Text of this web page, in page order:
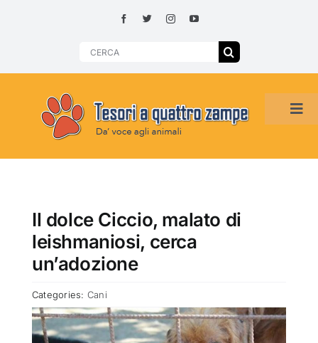
Search
HOME
SMARRITI O DA ADOTTARE
ADOTTATI O RITROVATI
Il dolce Ciccio, malato di
leishmaniosi, cerca
un’adozione
Categories: Cani